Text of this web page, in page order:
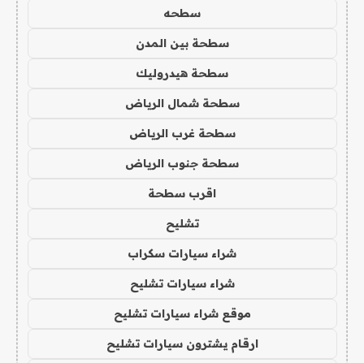
سطحه
سطحة بين المدن
سطحة هيدروليك
سطحة شمال الرياض
سطحة غرب الرياض
سطحة جنوب الرياض
اقرب سطحة
تشليح
شراء سيارات سكراب
شراء سيارات تشليح
موقع شراء سيارات تشليح
ارقام يشترون سيارات تشليح